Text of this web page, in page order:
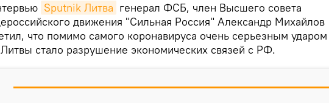
Sputnik Литва генерал ФСБ, член Высшего совета
движения "Сильная Россия" Александр Михайлов
что помимо самого коронавируса очень серьезным ударом
стало разрушение экономических связей с РФ.